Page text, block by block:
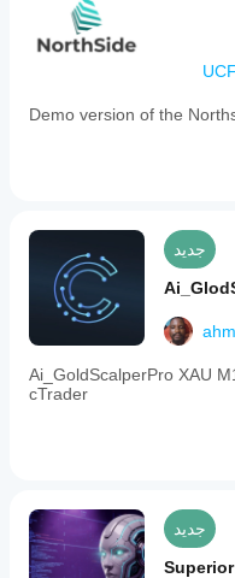
Demo version of the
جديد
Ai_GoldScalperPro XAU
cTrader
جديد